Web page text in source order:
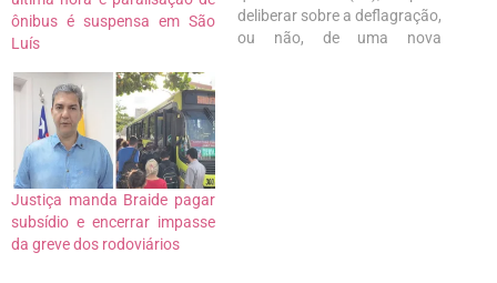
ônibus é suspensa em São
Luís
deliberar sobre a deflagração,
ou não, de uma nova
Justiça manda Braide pagar
subsídio e encerrar impasse
da greve dos rodoviários